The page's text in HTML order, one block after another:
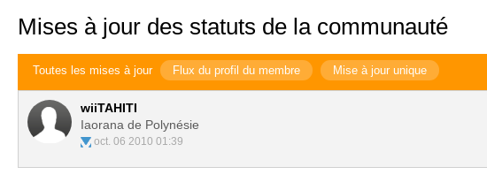
Mises à jour des statuts de la communauté
Toutes les mises à jour Flux du profil du membre Mise à jour unique
wiiTAHITI
Iaorana de Polynésie
oct. 06 2010 01:39